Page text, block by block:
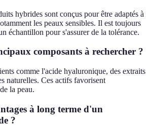
hybrides sont conçus pour être adaptés à
les peaux sensibles. Il est toujours
échantillon pour s'assurer de la tolérance.
composants à rechercher ?
comme l'acide hyaluronique, des extraits
naturelles. Ces actifs favorisent
la peau.
à long terme d'un
?